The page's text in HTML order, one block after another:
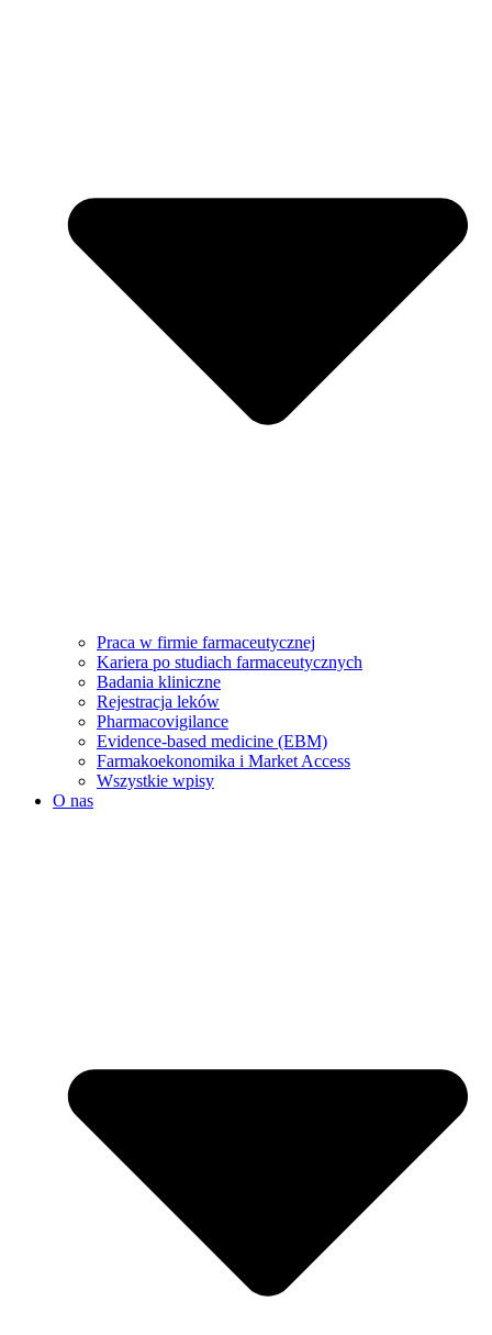
Praca w firmie farmaceutycznej
Kariera po studiach farmaceutycznych
Badania kliniczne
Rejestracja leków
Pharmacovigilance
Evidence-based medicine (EBM)
Farmakoekonomika i Market Access
Wszystkie wpisy
O nas